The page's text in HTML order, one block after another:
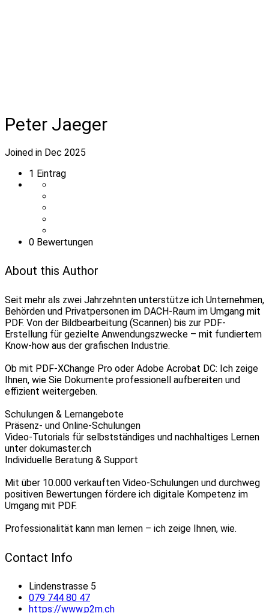
Peter Jaeger
Joined in Dec 2025
1 Eintrag
0 Bewertungen
About this Author
Seit mehr als zwei Jahrzehnten unterstütze ich Unternehmen,
Behörden und Privatpersonen im DACH-Raum im Umgang mit
PDF. Von der Bildbearbeitung (Scannen) bis zur PDF-
Erstellung für gezielte Anwendungszwecke – mit fundiertem
Know-how aus der grafischen Industrie.
Ob mit PDF-XChange Pro oder Adobe Acrobat DC: Ich zeige
Ihnen, wie Sie Dokumente professionell aufbereiten und
effizient weitergeben.
Schulungen & Lernangebote
Präsenz- und Online-Schulungen
Video-Tutorials für selbstständiges und nachhaltiges Lernen
unter dokumaster.ch
Individuelle Beratung & Support
Mit über 10.000 verkauften Video-Schulungen und durchweg
positiven Bewertungen fördere ich digitale Kompetenz im
Umgang mit PDF.
Professionalität kann man lernen – ich zeige Ihnen, wie.
Contact Info
Lindenstrasse 5
079 744 80 47
https://www.p2m.ch